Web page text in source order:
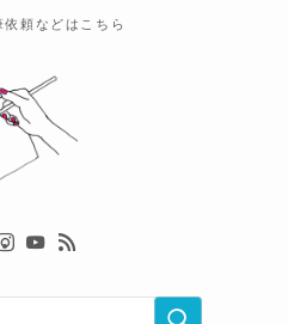
依頼などはこちら